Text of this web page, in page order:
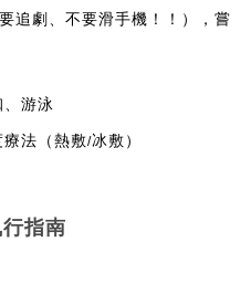
追劇、不要滑手機！！），嘗
、游泳
療法（熱敷/冰敷）
指南